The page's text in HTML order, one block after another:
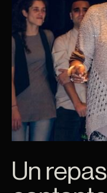
Un